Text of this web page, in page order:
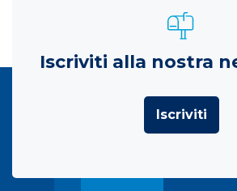
Iscriviti alla nostra
Iscriviti